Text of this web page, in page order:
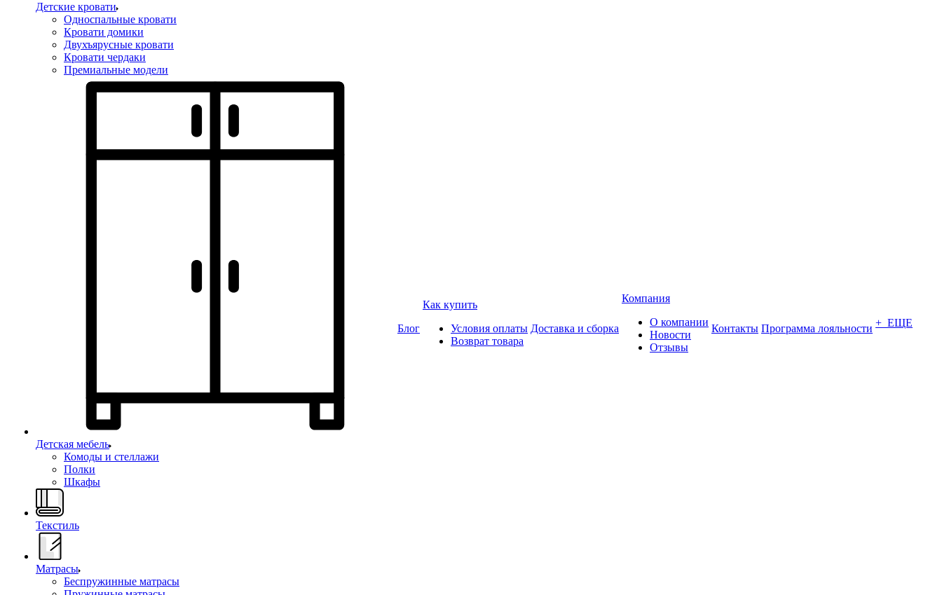
Детские кровати
Односпальные кровати
Кровати домики
Двухъярусные кровати
Кровати чердаки
Премиальные модели
Детская мебель
Комоды и стеллажи
Полки
Шкафы
Текстиль
Матрасы
Беспружинные матрасы
Блог
Как купить
Условия оплаты
Возврат товара
Доставка и сборка
Компания
О компании
Новости
Отзывы
Контакты Программа лояльности + ЕЩЕ